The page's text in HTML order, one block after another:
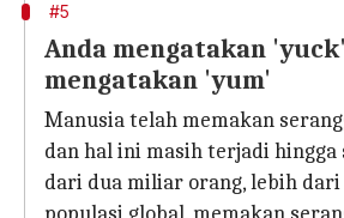
#5
Anda mengatakan
mengatakan 'yum'
Manusia telah memakan
dan hal ini masih terjadi hingga
dari dua miliar orang, lebih